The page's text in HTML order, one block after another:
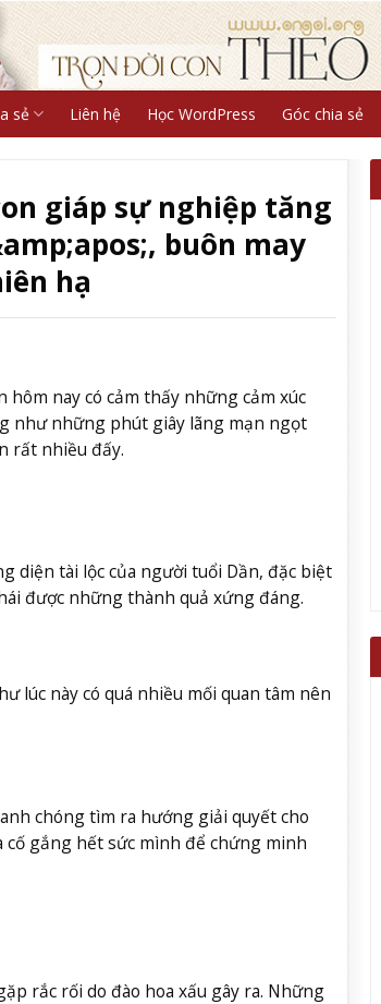
sẻ Liên hệ Học WordPress Góc chia sẻ
giáp sự nghiệp tăng
buôn may
hạ
nay có cảm thấy những cảm xúc
như những phút giây lãng mạn ngọt
rất nhiều đấy.
diện tài lộc của người tuổi Dần, đặc biệt
được những thành quả xứng đáng.
lúc này có quá nhiều mối quan tâm nên
chóng tìm ra hướng giải quyết cho
gắng hết sức mình để chứng minh
rắc rối do đào hoa xấu gây ra. Những